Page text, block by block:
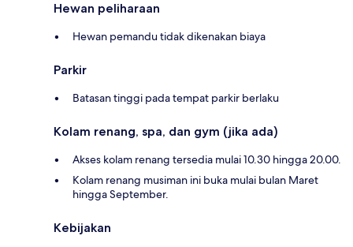
Hewan peliharaan
Hewan pemandu tidak dikenakan biaya
Parkir
Batasan tinggi pada tempat parkir berlaku
Kolam renang, spa, dan gym (jika ada)
Akses kolam renang tersedia mulai 10.30 hingga 20.00.
Kolam renang musiman ini buka mulai bulan Maret
hingga September.
Kebijakan